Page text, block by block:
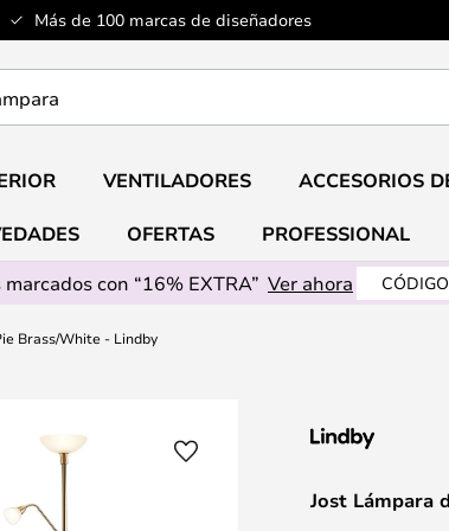
Más de 100 marcas de diseñadores
VENTILADORES ACCESORIOS
OFERTAS
PROFESSIONAL
con “16% EXTRA” Ver ahora
Brass/White - Lindby
Jost Lámpara